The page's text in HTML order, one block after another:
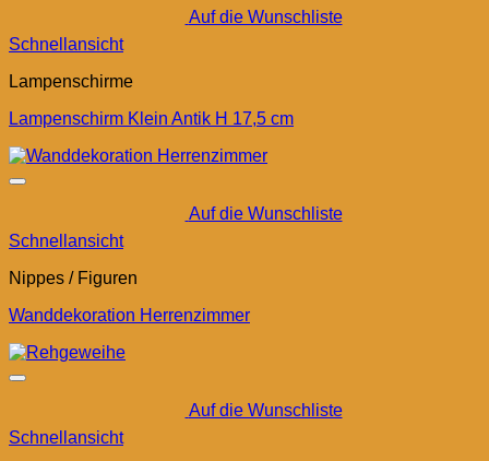
Auf die Wunschliste
Schnellansicht
Lampenschirme
Lampenschirm Klein Antik H 17,5 cm
Auf die Wunschliste
Schnellansicht
Nippes / Figuren
Wanddekoration Herrenzimmer
Auf die Wunschliste
Schnellansicht